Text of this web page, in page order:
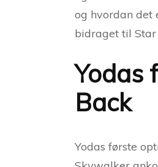
og hvordan det
bidraget til Star
Yodas
Back
Yodas første